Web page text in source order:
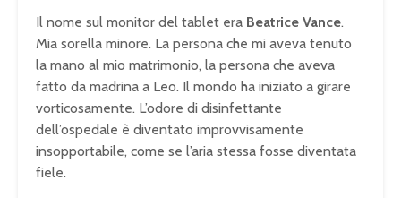
Il nome sul monitor del tablet era Beatrice Vance.
Mia sorella minore. La persona che mi aveva tenuto
la mano al mio matrimonio, la persona che aveva
fatto da madrina a Leo. Il mondo ha iniziato a girare
vorticosamente. L’odore di disinfettante
dell’ospedale è diventato improvvisamente
insopportabile, come se l’aria stessa fosse diventata
fiele.